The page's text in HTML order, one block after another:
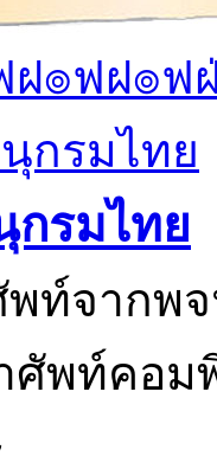
ฝ๏ฟฝ๏ฟ
กรมไทย
ท์จากพ
ศัพท์คอม